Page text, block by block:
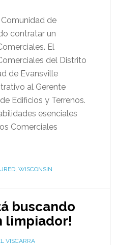
de
contratar un
El
del Distrito
de Evansville
al Gerente
Edificios y Terrenos.
esenciales
Comerciales
, WISCONSIN
buscando
limpiador!
VISCARRA